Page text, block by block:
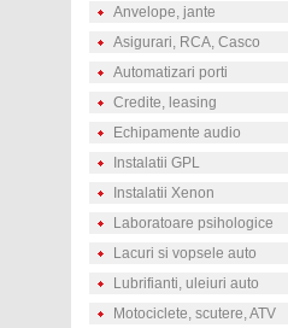
Anvelope, jante
Asigurari, RCA, Casco
Automatizari porti
Credite, leasing
Echipamente audio
Instalatii GPL
Instalatii Xenon
Laboratoare psihologice
Lacuri si vopsele auto
Lubrifianti, uleiuri auto
Motociclete, scutere, ATV